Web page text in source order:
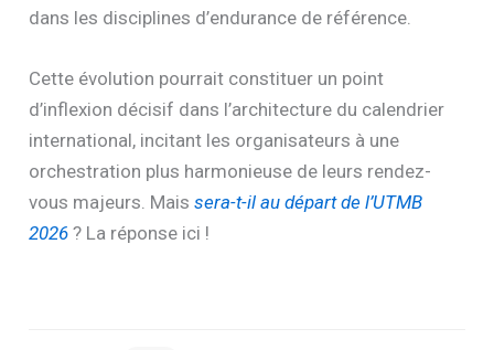
dans les disciplines d’endurance de référence.
Cette évolution pourrait constituer un point
d’inflexion décisif dans l’architecture du calendrier
international, incitant les organisateurs à une
orchestration plus harmonieuse de leurs rendez-
vous majeurs. Maissera-t-il au départ de l’UTMB
2026? La réponse ici !